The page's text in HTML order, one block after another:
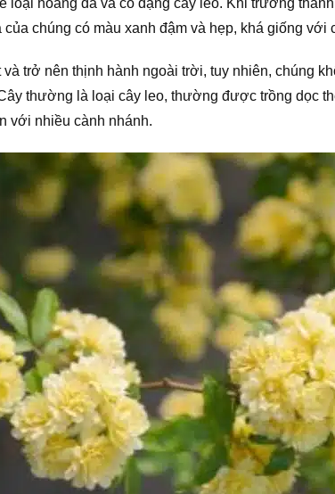
chúng có màu xanh đậm và hẹp, khá giống với
trở nên thịnh hành ngoài trời, tuy nhiên, chúng
thường là loại cây leo, thường được trồng dọc
với nhiều cành nhánh.